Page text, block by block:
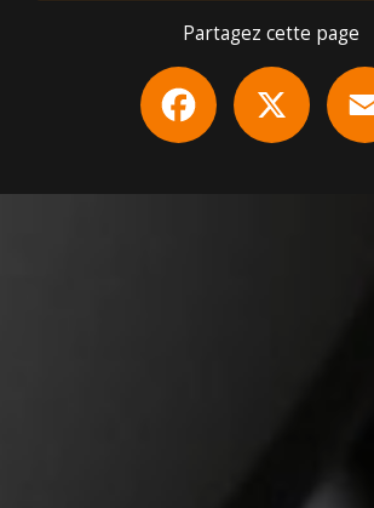
Partagez cette page
Facebook